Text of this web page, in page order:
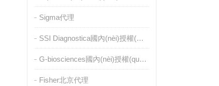
Sigma代理
SSI Diagnostica國內(nèi)授權(quán)代理
G-biosciences國內(nèi)授權(quán)代理
Fisher北京代理